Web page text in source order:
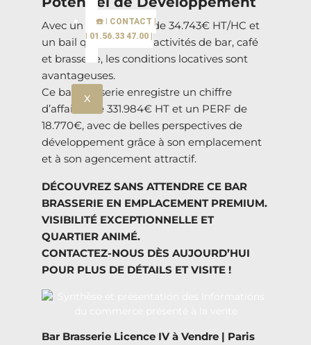
☎️ | CONTACT |
| 01.56.33 47.00 |
X
Avec un loyer annuel de 34.743€ HT/HC et
un bail qui couvre les activités de bar, café
et brasserie, les conditions locatives sont
avantageuses.
Ce bar brasserie enregistre un chiffre
d’affaires de 331.984€ HT et un PERF de
18.770€, avec de belles perspectives de
développement grâce à son emplacement
et à son agencement attractif.
DÉCOUVREZ SANS ATTENDRE CE BAR
BRASSERIE EN EMPLACEMENT PREMIUM.
VISIBILITÉ EXCEPTIONNELLE ET
QUARTIER ANIMÉ.
CONTACTEZ-NOUS DÈS AUJOURD’HUI
POUR PLUS DE DÉTAILS ET VISITE !
Bar Brasserie Licence IV à Vendre | Paris